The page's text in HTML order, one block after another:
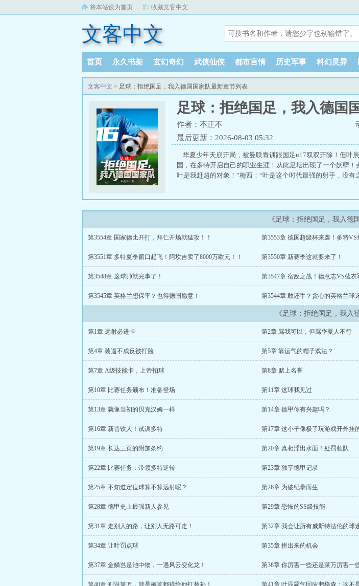
将本站设为首页 收藏文客中文
文客中文
首页 永久书架 玄幻奇幻 武侠仙侠 都市言情 历史军事 科幻灵异
文客中文 > 足球：拒绝国足，我入德国国家队最新章节列表
足球：拒绝国足，我入德国
作者：不正不
最后更新：2026-08-03 05:32
华夏少年天崩开局，被曼联青训跟国足u17双双开除！但叶
国，在多特开启自己的职业生涯！从此足坛出现了一个妖孽
叶是我赶超的对象！”梅西：“叶是这个时代最强的射手，没有
《足球：拒绝国足，我入德
第3554章 国家德比开打，拜仁开场就猛攻！！ 第3553章 德国超级杯来袭！多特VS
第3551章 多特夏季窗口起飞！阿坎吉卖了8000万欧元！！ 第3550章 新赛季这就要来了！
第3548章 这球帅就完事了！ 第3547章 宿敌之战！德意志VS蓝衣
第3545章 英格兰想保平？也得德国愿意！ 第3544章 敢还手？贪心的英格兰球
《足球：拒绝国足，我入
第1章 远射必进卡 第2章 骂我可以，但骂华夏人不行
第4章 装逼不成反被打脸 第5章 靠运气的帽子戏法？
第7章 A级技能卡，上帝扣球 第8章 赌上名誉
第10章 比赛任务颁布！准备登场 第11章 这球我见过
第13章 就像当初的贝克汉姆一样 第14章 德甲你有兴趣吗？
第16章 新晋铁人！试训多特 第17章 这小子像极了玩游戏开外挂
第19章 长达三页的附加条约 第20章 真相浮出水面！处罚领队
第22章 比赛任务：带领多特逆转 第23章 独享德甲记录
第25章 不知道定位球算不算远射呢？ 第26章 为破纪录而生
第28章 德甲史上最强新人参见 第29章 恐怖的SS级技能
第31章 走别人的路，让别人无路可走！ 第32章 我会让所有威斯特法伦的球
第34章 让叶罚点球 第35章 拼出来的机会
第37章 金鳞岂是池中物，一遇风云变化龙！ 第38章 你厉害一些还是莱万厉害一
第40章 别说莱万，就是梅罗都得给他打替补！ 第41章 叶辰霸气回应弗格森：这不